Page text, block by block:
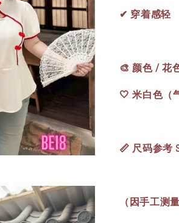
✔ 穿着感轻
🎨 颜色 / 花
🤍 米白色（
📏 尺码参考
（因手工测